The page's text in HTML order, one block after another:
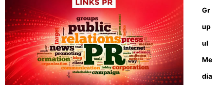
Gr
up
ul
Me
dia